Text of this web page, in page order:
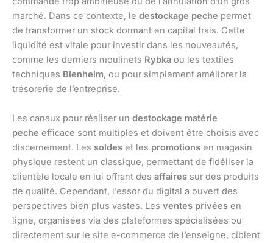
marché. Dans ce contexte, le destockage peche permet
de transformer un stock dormant en capital frais. Cette
liquidité est vitale pour investir dans les nouveautés,
comme les derniers moulinets Rybka ou les textiles
techniques Blenheim, ou pour simplement améliorer la
trésorerie de l’entreprise.
Les canaux pour réaliser un destockage matérie
peche efficace sont multiples et doivent être choisis avec
discernement. Les soldes et les promotions en magasin
physique restent un classique, permettant de fidéliser la
clientèle locale en lui offrant des affaires sur des produits
de qualité. Cependant, l’essor du digital a ouvert des
perspectives bien plus vastes. Les ventes privées en
ligne, organisées via des plateformes spécialisées ou
directement sur le site e-commerce de l’enseigne, ciblent